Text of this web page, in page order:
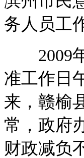
务人员工
2009年
准工作日
来，赣榆
常，政府
财政减负